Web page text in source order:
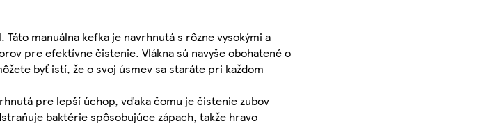
manuálna kefka je navrhnutá s rôzne vysokými a
pre efektívne čistenie. Vlákna sú navyše obohatené o
byť istí, že o svoj úsmev sa staráte pri každom
pre lepší úchop, vďaka čomu je čistenie zubov
baktérie spôsobujúce zápach, takže hravo